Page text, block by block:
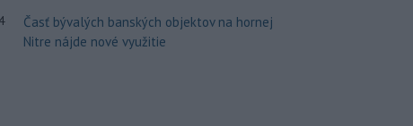
Časť bývalých banských objektov na hornej
Nitre nájde nové využitie